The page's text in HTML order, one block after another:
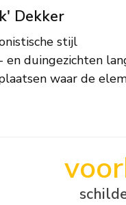
Dekker
stijl
en duingezichten
waar de
Dekker was
vast op reizen